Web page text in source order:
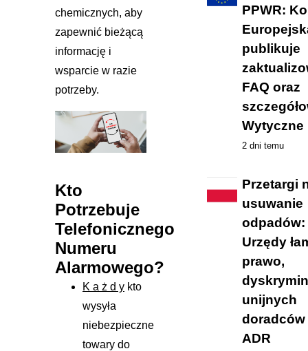
chemicznych, aby
zapewnić bieżącą
informację i
wsparcie w razie
potrzeby.
Kto
Potrzebuje
Telefonicznego
Numeru
Alarmowego?
K a ż d y kto
wysyła
niebezpieczne
towary do
PPWR:
publikuje
FAQ oraz
Wytyczne
2 dni temu
Przetargi
usuwanie
odpadów:
Urzędy
prawo,
unijnych
doradców
ADR